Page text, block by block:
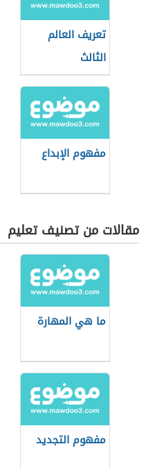
تعريف العالم
الثالث
مفهوم الإبداع
مقالات من تصنيف تعليم
ما هي المهارة
مفهوم التجديد